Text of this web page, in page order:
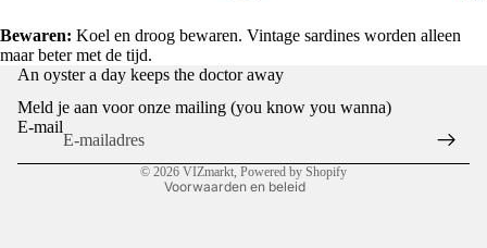
AFBEELDING
OPENEN
IN
VOLLEDIG
SCHERM
Bewaren: Koel en droog bewaren. Vintage sardines worden alleen
maar beter met de tijd.
An oyster a day keeps the doctor away
Meld je aan voor onze mailing (you know you wanna)
E-mail
© 2026 VIZmarkt , Powered by Shopify
Voorwaarden en beleid
Privacybeleid
Terugbetalingsbeleid
Algemene voorwaarden
Contactgegevens